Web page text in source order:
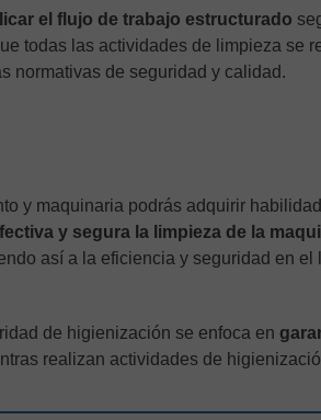
el flujo de trabajo estructurado
todas las actividades de limpieza se
normativas de seguridad y calidad.
y maquinaria podrás adquirir
y segura la limpieza de la
así a la eficiencia y seguridad en el
de higienización se enfoca en
realizan actividades de